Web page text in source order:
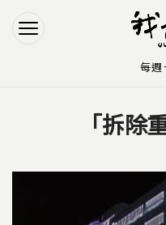
Jump
Jump
「拆除
每